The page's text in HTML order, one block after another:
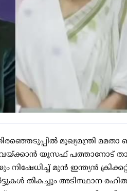
മുഖ്യമന്ത്രി മമതാ
യൂസഫ് പത്താനോട്
മുന്‍ ഇന്ത്യന്‍
തികച്ചും അടിസ്ഥാന